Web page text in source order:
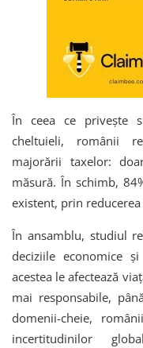
În ceea ce privește
cheltuieli, românii
majorării taxelor:
măsură. În schimb,
existent, prin
În ansamblu, studiul
deciziile economice
acestea le afectează
mai responsabile,
domenii-cheie,
incertitudinilor